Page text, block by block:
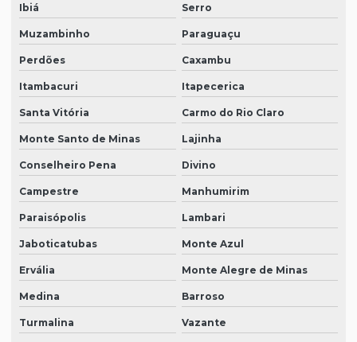
Ibiá Serro
Muzambinho Paraguaçu
Perdões Caxambu
Itambacuri Itapecerica
Santa Vitória Carmo do Rio Claro
Monte Santo de Minas Lajinha
Conselheiro Pena Divino
Campestre Manhumirim
Paraisópolis Lambari
Jaboticatubas Monte Azul
Ervália Monte Alegre de Minas
Medina Barroso
Turmalina Vazante